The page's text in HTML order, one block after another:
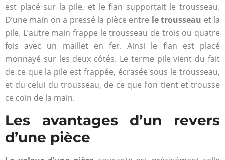
est placé sur la pile, et le flan supportait le trousseau.
D’une main on a pressé la pièce entre le trousseau et la
pile. L’autre main frappe le trousseau de trois ou quatre
fois avec un maillet en fer. Ainsi le flan est placé
monnayé sur les deux côtés. Le terme pile vient du fait
de ce que la pile est frappée, écrasée sous le trousseau,
et du celui du trousseau, de ce que l’on tient et trousse
ce coin de la main.
Les avantages d’un revers
d’une pièce